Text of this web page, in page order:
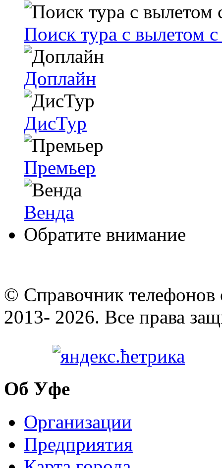
Поиск тура с вылетом
Доплайн
ДисТур
Премьер
Венда
Обратите внимание
© Cправочник телефонов
2013- 2026. Все права
Об Уфе
Организации
Предприятия